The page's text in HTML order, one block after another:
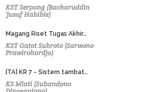
KST Serpong (Bacharuddin
Jusuf Habibie)
Magang Riset Tugas Akhir…
KST Gatot Subroto (Sarwono
Prawirohardjo)
[TA] KR 7 - Sistem tambat…
KS Mlati (Subandono